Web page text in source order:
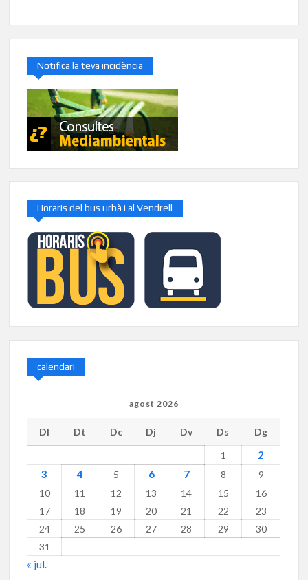
Notifica la teva incidència
Horaris del bus urbà i al Vendrell
calendari
agost 2026
Dl Dt Dc Dj Dv Ds
Dg
1
2
3
4 5 6 7 8
9
10
11 12 13 14 15
16
17
18 19 20 21 22
23
24
25 26 27 28 29
30
31
« jul.